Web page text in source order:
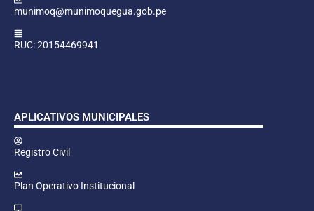
munimoq@munimoquegua.gob.pe
RUC: 20154469941
APLICATIVOS MUNICIPALES
Registro Civil
Plan Operativo Institucional